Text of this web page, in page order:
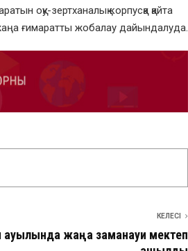
оқу-зертханалық корпусқа қайта
ғимаратты жобалау дайындалуда.
КЕЛЕСІ
ауылында жаңа заманауи мектеп